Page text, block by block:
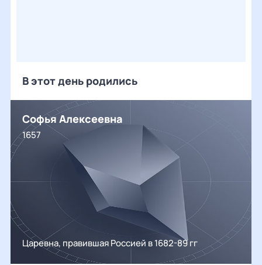
В этот день родились
Софья Алексеевна
1657
Царевна, правившая Россией в 1682-89 гг